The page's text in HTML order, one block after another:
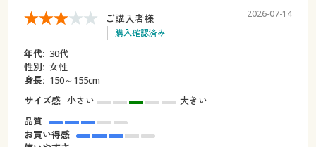
ご購入者様
購入確認済み
2026-07-14
年代: 30代
性別: 女性
身長: 150～155cm
サイズ感 小さい
大きい
品質
お買い得感